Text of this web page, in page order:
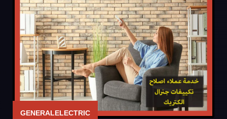
GENERALELECTRIC